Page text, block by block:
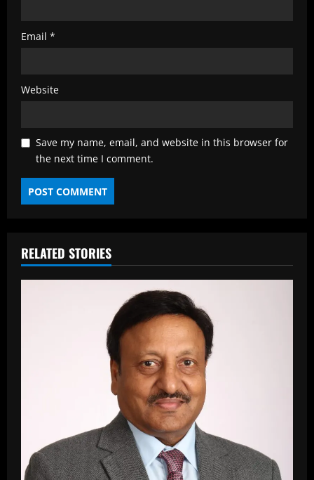
Email *
Website
Save my name, email, and website in this browser for
the next time I comment.
RELATED STORIES